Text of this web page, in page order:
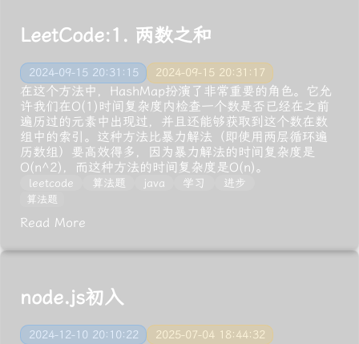
LeetCode:1. 两数之和
2024-09-15 20:31:15 2024-09-15 20:31:17
在这个方法中，HashMap扮演了非常重要的角色。它允
许我们在O(1)时间复杂度内检查一个数是否已经在之前
遍历过的元素中出现过，并且还能够获取到这个数在数
组中的索引。这种方法比暴力解法（即使用两层循环遍
历数组）要高效得多，因为暴力解法的时间复杂度是
O(n^2)，而这种方法的时间复杂度是O(n)。
leetcode 算法题 java 学习 进步
算法题
Read More
node.js初入
2024-12-10 20:10:22 2025-07-04 18:44:32